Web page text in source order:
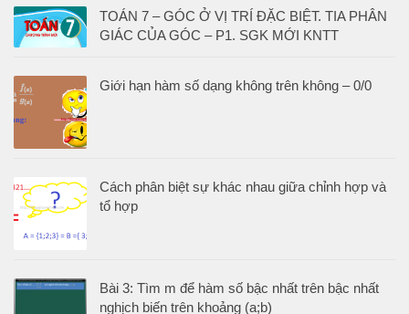
TOÁN 7 – GÓC Ở VỊ TRÍ ĐẶC BIỆT. TIA PHÂN
GIÁC CỦA GÓC – P1. SGK MỚI KNTT
Giới hạn hàm số dạng không trên không – 0/0
Cách phân biệt sự khác nhau giữa chỉnh hợp và
tổ hợp
Bài 3: Tìm m để hàm số bậc nhất trên bậc nhất
nghịch biến trên khoảng (a;b)